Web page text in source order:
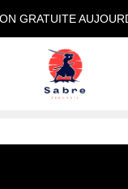
GRATUITE